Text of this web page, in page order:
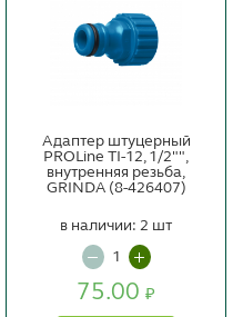
Адаптер штуцерный
PROLine TI-12, 1/2"",
внутренняя резьба,
GRINDA (8-426407)
75.00 ₽
в наличии: 2 шт